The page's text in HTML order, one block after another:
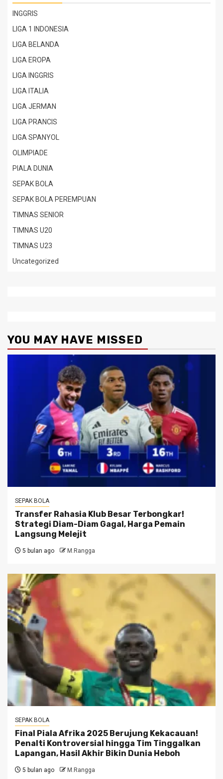
INGGRIS
LIGA 1 INDONESIA
LIGA BELANDA
LIGA EROPA
LIGA INGGRIS
LIGA ITALIA
LIGA JERMAN
LIGA PRANCIS
LIGA SPANYOL
OLIMPIADE
PIALA DUNIA
SEPAK BOLA
SEPAK BOLA PEREMPUAN
TIMNAS SENIOR
TIMNAS U20
TIMNAS U23
Uncategorized
YOU MAY HAVE MISSED
SEPAK BOLA
Transfer Rahasia Klub Besar Terbongkar!
Strategi Diam-Diam Gagal, Harga Pemain
Langsung Melejit
5 bulan ago M.Rangga
SEPAK BOLA
Final Piala Afrika 2025 Berujung Kekacauan!
Penalti Kontroversial hingga Tim Tinggalkan
Lapangan, Hasil Akhir Bikin Dunia Heboh
5 bulan ago M.Rangga